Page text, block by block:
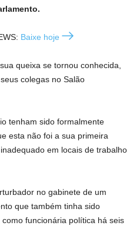
Baixe hoje
queixa se tornou conhecida,
colegas no Salão
tenham sido formalmente
esta não foi a sua primeira
em locais de trabalho
no gabinete de um
que também tinha sido
funcionária política há seis